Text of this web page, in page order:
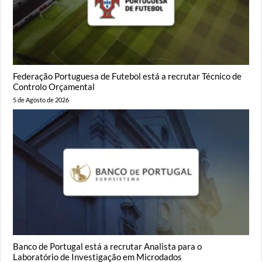
Federação Portuguesa de Futebol está a recrutar Técnico de
Controlo Orçamental
5 de Agosto de 2026
Banco de Portugal está a recrutar Analista para o
Laboratório de Investigação em Microdados